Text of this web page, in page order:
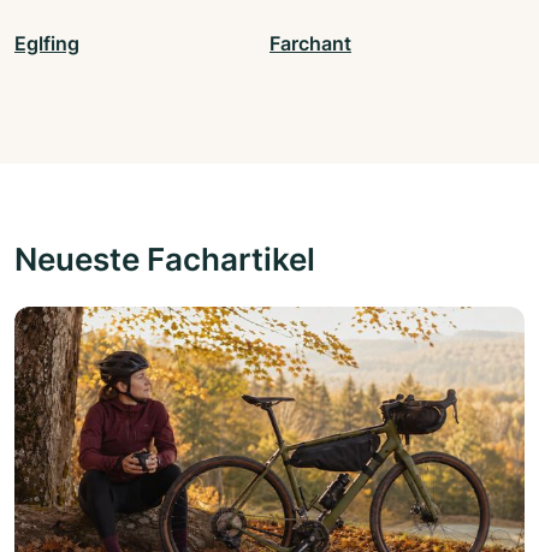
Eglfing Farchant
Neueste Fachartikel